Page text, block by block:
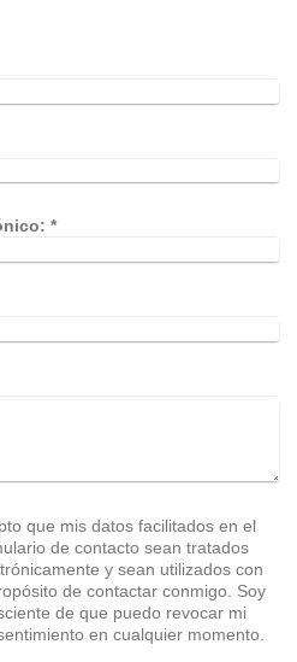
*
que mis datos facilitados en el
de contacto sean tratados
y sean utilizados con
de contactar conmigo. Soy
de que puedo revocar mi
en cualquier momento.